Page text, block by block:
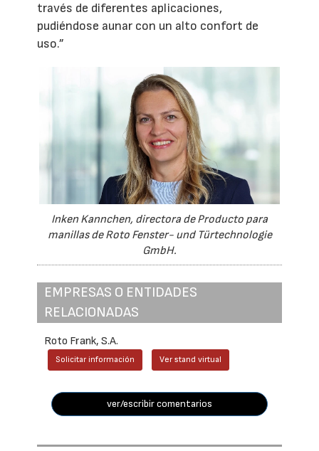
través de diferentes aplicaciones,
pudiéndose aunar con un alto confort de
uso.”
Inken Kannchen, directora de Producto para
manillas de Roto Fenster- und Türtechnologie
GmbH.
EMPRESAS O ENTIDADES
RELACIONADAS
Roto Frank, S.A.
Solicitar información Ver stand virtual
ver/escribir comentarios